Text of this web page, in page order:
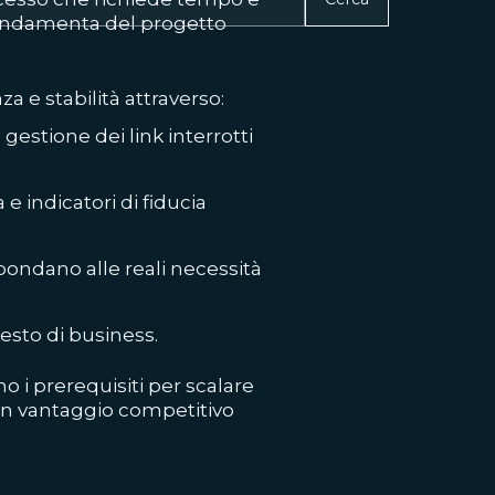
del progetto
e stabilità attraverso:
gestione dei link interrotti
indicatori di fiducia
alle reali necessità
di business.
i prerequisiti per scalare
vantaggio competitivo